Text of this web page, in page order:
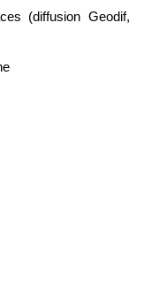
(diffusion Geodif,